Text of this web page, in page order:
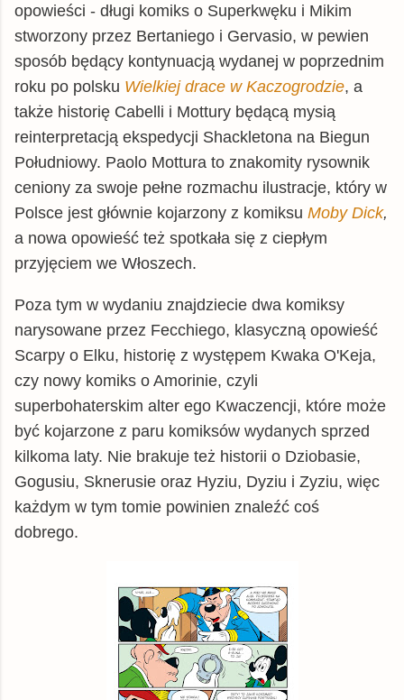
opowieści - długi komiks o Superkwęku i Mikim
stworzony przez Bertaniego i Gervasio, w pewien
sposób będący kontynuacją wydanej w poprzednim
roku po polsku Wielkiej drace w Kaczogrodzie, a
także historię Cabelli i Mottury będącą mysią
reinterpretacją ekspedycji Shackletona na Biegun
Południowy. Paolo Mottura to znakomity rysownik
ceniony za swoje pełne rozmachu ilustracje, który w
Polsce jest głównie kojarzony z komiksu Moby Dick,
a nowa opowieść też spotkała się z ciepłym
przyjęciem we Włoszech.
Poza tym w wydaniu znajdziecie dwa komiksy
narysowane przez Fecchiego, klasyczną opowieść
Scarpy o Elku, historię z występem Kwaka O'Keja,
czy nowy komiks o Amorinie, czyli
superbohaterskim alter ego Kwaczencji, które może
być kojarzone z paru komiksów wydanych sprzed
kilkoma laty. Nie brakuje też historii o Dziobasie,
Gogusiu, Sknerusie oraz Hyziu, Dyziu i Zyziu, więc
każdym w tym tomie powinien znaleźć coś
dobrego.